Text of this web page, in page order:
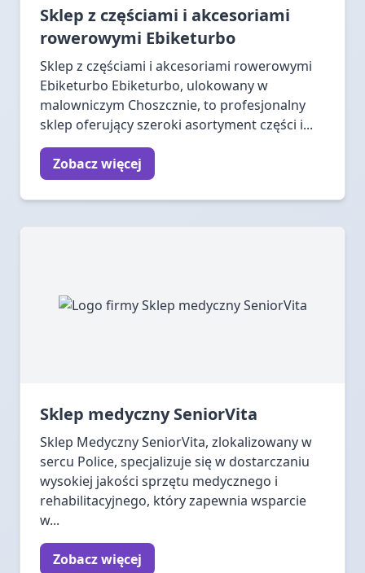
Sklep z częściami i akcesoriami
rowerowymi Ebiketurbo
Sklep z częściami i akcesoriami rowerowymi
Ebiketurbo Ebiketurbo, ulokowany w
malowniczym Choszcznie, to profesjonalny
sklep oferujący szeroki asortyment części i...
Zobacz więcej
Sklep medyczny SeniorVita
Sklep Medyczny SeniorVita, zlokalizowany w
sercu Police, specjalizuje się w dostarczaniu
wysokiej jakości sprzętu medycznego i
rehabilitacyjnego, który zapewnia wsparcie
w...
Zobacz więcej